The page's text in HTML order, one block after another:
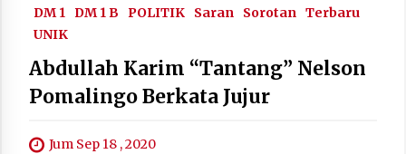
DM 1 DM 1 B POLITIK Saran Sorotan Terbaru
UNIK
Abdullah Karim “Tantang” Nelson
Pomalingo Berkata Jujur
Jum Sep 18 , 2020